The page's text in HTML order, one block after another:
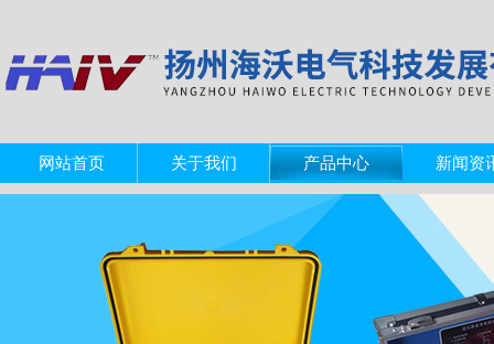
网站首页 关于我们 产品中心 新闻资